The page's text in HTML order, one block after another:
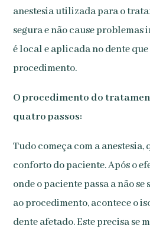
anestesia utilizada para o
segura e não cause problemas
é local e aplicada no dente
procedimento.
O procedimento do
quatro passos:
Tudo começa com a anestesia,
conforto do paciente. Após o
onde o paciente passa a não
ao procedimento, acontece o
dente afetado. Este precisa se